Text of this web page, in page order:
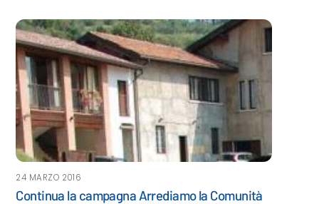
24 MARZO 2016
Continua la campagna Arrediamo la Comunità